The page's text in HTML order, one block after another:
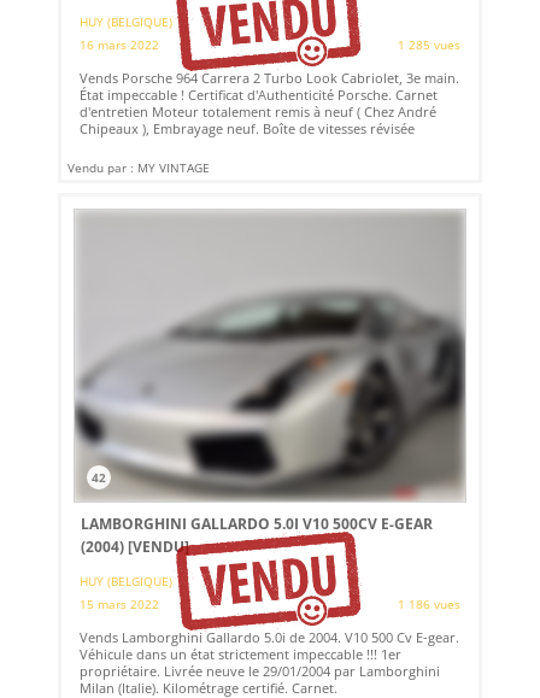
HUY (BELGIQUE)
16 mars 2022
1 285 vues
Vends Porsche 964 Carrera 2 Turbo Look Cabriolet, 3e main.
État impeccable ! Certificat d'Authenticité Porsche. Carnet
d'entretien Moteur totalement remis à neuf ( Chez André
Chipeaux ), Embrayage neuf. Boîte de vitesses révisée
Vendu par : MY VINTAGE
42
LAMBORGHINI GALLARDO 5.0I V10 500CV E-GEAR
(2004)[VENDU]
HUY (BELGIQUE)
15 mars 2022
1 186 vues
Vends Lamborghini Gallardo 5.0i de 2004. V10 500 Cv E-gear.
Véhicule dans un état strictement impeccable !!! 1er
propriétaire. Livrée neuve le 29/01/2004 par Lamborghini
Milan (Italie). Kilométrage certifié. Carnet.